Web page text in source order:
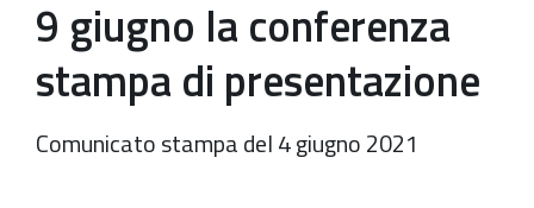
9 giugno la conferenza
stampa di presentazione
Comunicato stampa del 4 giugno 2021